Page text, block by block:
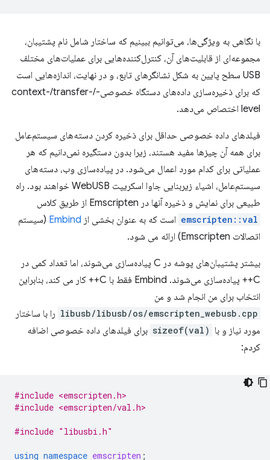
با نگاهی به ویژگی‌ها، می‌توانیم ببینیم که ساختار شامل نام پشتیبان،
مجموعه‌ای از قابلیت‌های آن، کنترل‌کننده‌هایی برای عملیات‌های مختلف
USB سطح پایین به شکل نشانگرهای تابع، و در نهایت، اندازه‌هایی است
که برای ذخیره‌سازی داده‌های دستگاه خصوصی-/context-/transfer-
level اختصاص می‌دهد.
فیلدهای داده خصوصی حداقل برای ذخیره کردن دسته‌های سیستم‌عامل
برای همه آن چیزها مفید هستند، زیرا بدون دستگیره نمی‌دانیم که هر
عملیاتی برای کدام مورد اعمال می‌شود. در پیاده‌سازی وب، دسته‌های
سیستم‌عامل، اشیاء زیربنایی جاوا اسکریپت WebUSB خواهند بود. راه
طبیعی برای نمایش و ذخیره آنها در Emscripten از طریق کلاس
emscripten::val است که به عنوان بخشی از Embind (سیستم
اتصالات Emscripten) ارائه می شود.
بیشتر پشتیبان‌های پوشه در C پیاده‌سازی می‌شوند، اما تعداد کمی در
C++ پیاده‌سازی می‌شوند. Embind فقط با C++ کار می کند، بنابراین
انتخاب برای من انجام شد و من
libusb/libusb/os/emscripten_webusb.cpp را با ساختار
مورد نیاز و با sizeof(val) برای فیلدهای داده خصوصی اضافه
کردم:
#include <emscripten.h>
#include <emscripten/val.h>
#include "libusbi.h"
using namespace emscripten ;